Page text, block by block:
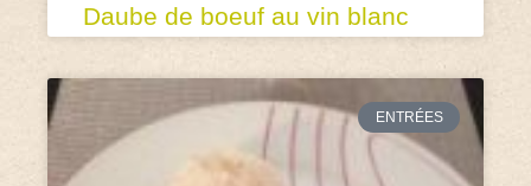
Daube de boeuf au vin blanc
ENTRÉES